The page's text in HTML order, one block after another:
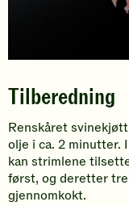
Tilberedning
Renskåret
olje i ca. 2 minutter.
kan strimlene
først, og deretter
gjennomkokt.